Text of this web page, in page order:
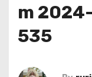
m
535